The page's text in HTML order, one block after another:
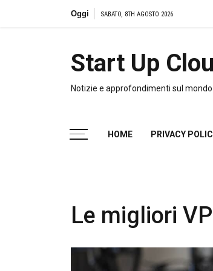
Oggi SABATO, 8TH AGOSTO 2026
Start Up
Notizie e approfondimenti sul
HOME PRIVACY
Le migliori